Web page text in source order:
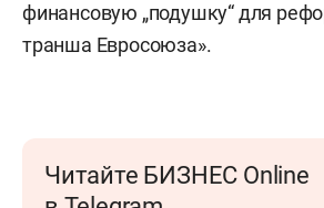
финансовую „подушку“ для
транша Евросоюза».
Читайте БИЗНЕС Online